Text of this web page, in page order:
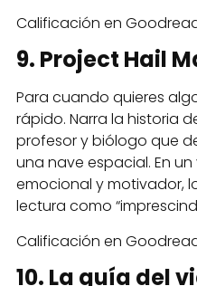
Calificación en
9. Project Hail
Para cuando quieres
rápido. Narra la historia
profesor y biólogo que
una nave espacial. En
emocional y motivador,
lectura como
Calificación en
10. La guía del